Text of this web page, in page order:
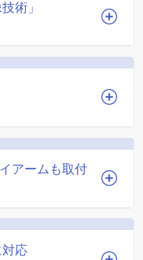
術」
アームも取付
応